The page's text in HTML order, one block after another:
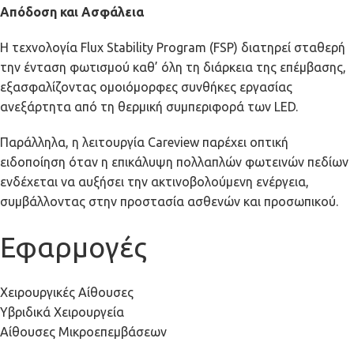
Απόδοση και Ασφάλεια
Η τεχνολογία Flux Stability Program (FSP) διατηρεί σταθερή
την ένταση φωτισμού καθ’ όλη τη διάρκεια της επέμβασης,
εξασφαλίζοντας ομοιόμορφες συνθήκες εργασίας
ανεξάρτητα από τη θερμική συμπεριφορά των LED.
Παράλληλα, η λειτουργία Careview παρέχει οπτική
ειδοποίηση όταν η επικάλυψη πολλαπλών φωτεινών πεδίων
ενδέχεται να αυξήσει την ακτινοβολούμενη ενέργεια,
συμβάλλοντας στην προστασία ασθενών και προσωπικού.
Εφαρμογές
Χειρουργικές Αίθουσες
Υβριδικά Χειρουργεία
Αίθουσες Μικροεπεμβάσεων